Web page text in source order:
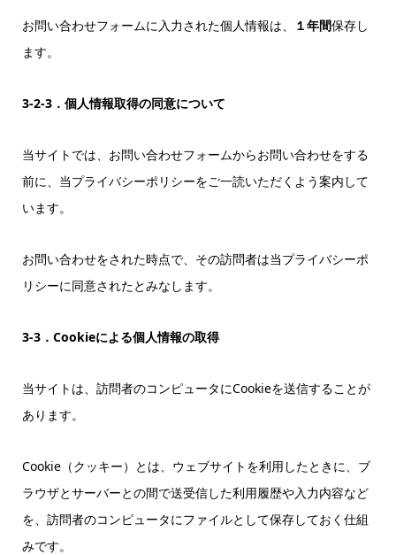
お問い合わせフォームに入力された個人情報は、 １年間保存し
ます。
3-2-3．個人情報取得の同意について
当サイトでは、お問い合わせフォームからお問い合わせをする
前に、当プライバシーポリシーをご一読いただくよう案内して
います。
お問い合わせをされた時点で、その訪問者は当プライバシーポ
リシーに同意されたとみなします。
3-3．Cookieによる個人情報の取得
当サイトは、訪問者のコンピュータにCookieを送信することが
あります。
Cookie（クッキー）とは、ウェブサイトを利用したときに、ブ
ラウザとサーバーとの間で送受信した利用履歴や入力内容など
を、訪問者のコンピュータにファイルとして保存しておく仕組
みです。